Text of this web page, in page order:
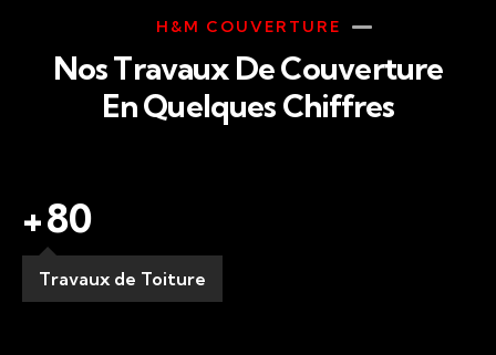
H&M COUVERTURE
Nos Travaux De Couverture
En Quelques Chiffres
+80
Travaux de Toiture